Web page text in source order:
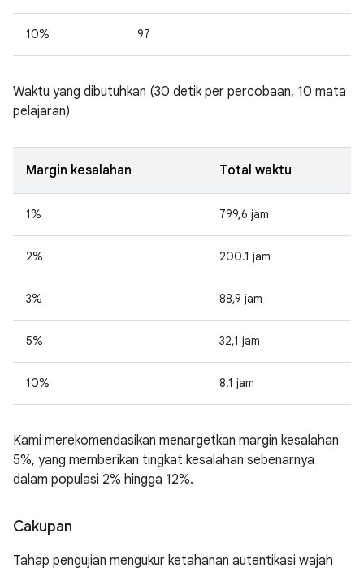
10% 97
Waktu yang dibutuhkan (30 detik per percobaan, 10 mata
pelajaran)
Margin kesalahan Total waktu
1% 799,6 jam
2% 200.1 jam
3% 88,9 jam
5% 32,1 jam
10% 8.1 jam
Kami merekomendasikan menargetkan margin kesalahan
5%, yang memberikan tingkat kesalahan sebenarnya
dalam populasi 2% hingga 12%.
Cakupan
Tahap pengujian mengukur ketahanan autentikasi wajah